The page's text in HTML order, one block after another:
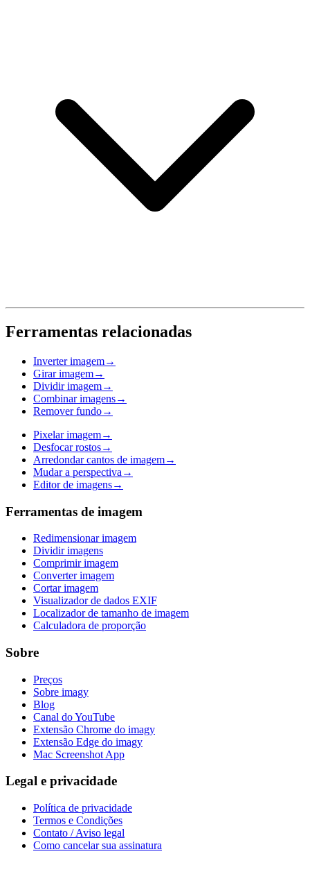
Ferramentas relacionadas
Inverter imagem→
Girar imagem→
Dividir imagem→
Combinar imagens→
Remover fundo→
Pixelar imagem→
Desfocar rostos→
Arredondar cantos de imagem→
Mudar a perspectiva →
Editor de imagens→
Ferramentas de imagem
Redimensionar imagem
Dividir imagens
Comprimir imagem
Converter imagem
Cortar imagem
Visualizador de dados EXIF
Localizador de tamanho de imagem
Calculadora de proporção
Sobre
Preços
Sobre imagy
Blog
Canal do YouTube
Extensão Chrome do imagy
Extensão Edge do imagy
Mac Screenshot App
Legal e privacidade
Política de privacidade
Termos e Condições
Contato / Aviso legal
Como cancelar sua assinatura